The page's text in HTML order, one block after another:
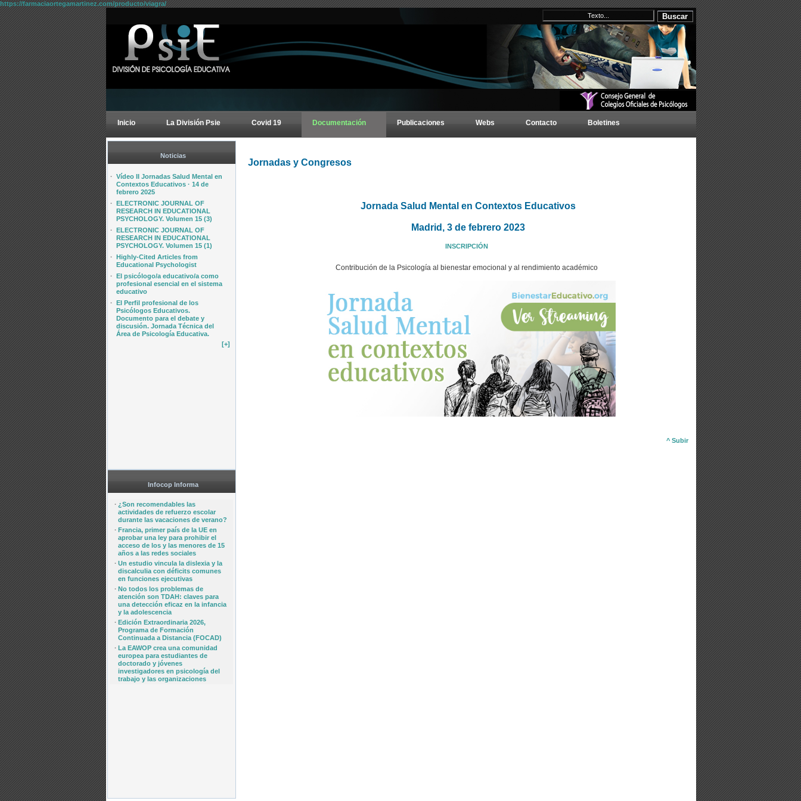
https://farmaciaortegamartinez.com/producto/viagra/
Inicio La División Psie Covid 19 Documentación Publicaciones Webs Contacto Boletines
Noticias
· Vídeo II Jornadas Salud Mental en
Contextos Educativos · 14 de
febrero 2025
· ELECTRONIC JOURNAL OF
RESEARCH IN EDUCATIONAL
PSYCHOLOGY. Volumen 15 (3)
· ELECTRONIC JOURNAL OF
RESEARCH IN EDUCATIONAL
PSYCHOLOGY. Volumen 15 (1)
· Highly-Cited Articles from
Educational Psychologist
· El psicólogo/a educativo/a como
profesional esencial en el sistema
educativo
· El Perfil profesional de los
Psicólogos Educativos.
Documento para el debate y
discusión. Jornada Técnica del
Área de Psicología Educativa.
[+]
Infocop Informa
· ¿Son recomendables las
actividades de refuerzo escolar
durante las vacaciones de verano?
· Francia, primer país de la UE en
aprobar una ley para prohibir el
acceso de los y las menores de 15
años a las redes sociales
· Un estudio vincula la dislexia y la
discalculia con déficits comunes
en funciones ejecutivas
· No todos los problemas de
atención son TDAH: claves para
una detección eficaz en la infancia
y la adolescencia
· Edición Extraordinaria 2026,
Programa de Formación
Continuada a Distancia (FOCAD)
· La EAWOP crea una comunidad
europea para estudiantes de
doctorado y jóvenes
investigadores en psicología del
trabajo y las organizaciones
Jornadas y Congresos
Jornada Salud Mental en Contextos Educativos
Madrid, 3 de febrero 2023
INSCRIPCIÓN
Contribución de la Psicología al bienestar emocional y al rendimiento académico
^ Subir